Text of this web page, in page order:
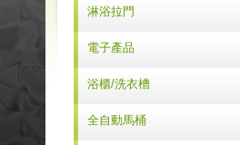
Yatin
淋浴拉門
淋浴拉門
電子產品
阿拉斯加
浴櫃/洗衣槽
浴櫃
全自動馬桶